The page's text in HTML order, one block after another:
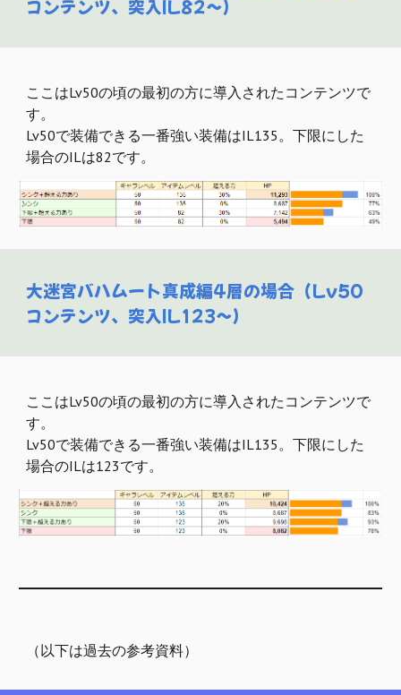
コンテンツ、突入IL82～）
ここはLv50の頃の最初の方に導入されたコンテンツで
す。
Lv50で装備できる一番強い装備はIL135。下限にした
場合のILは82です。
大迷宮バハムート真成編4層の場合（Lv50
コンテンツ、突入IL123～）
ここはLv50の頃の最初の方に導入されたコンテンツで
す。
Lv50で装備できる一番強い装備はIL135。下限にした
場合のILは123です。
（以下は過去の参考資料）